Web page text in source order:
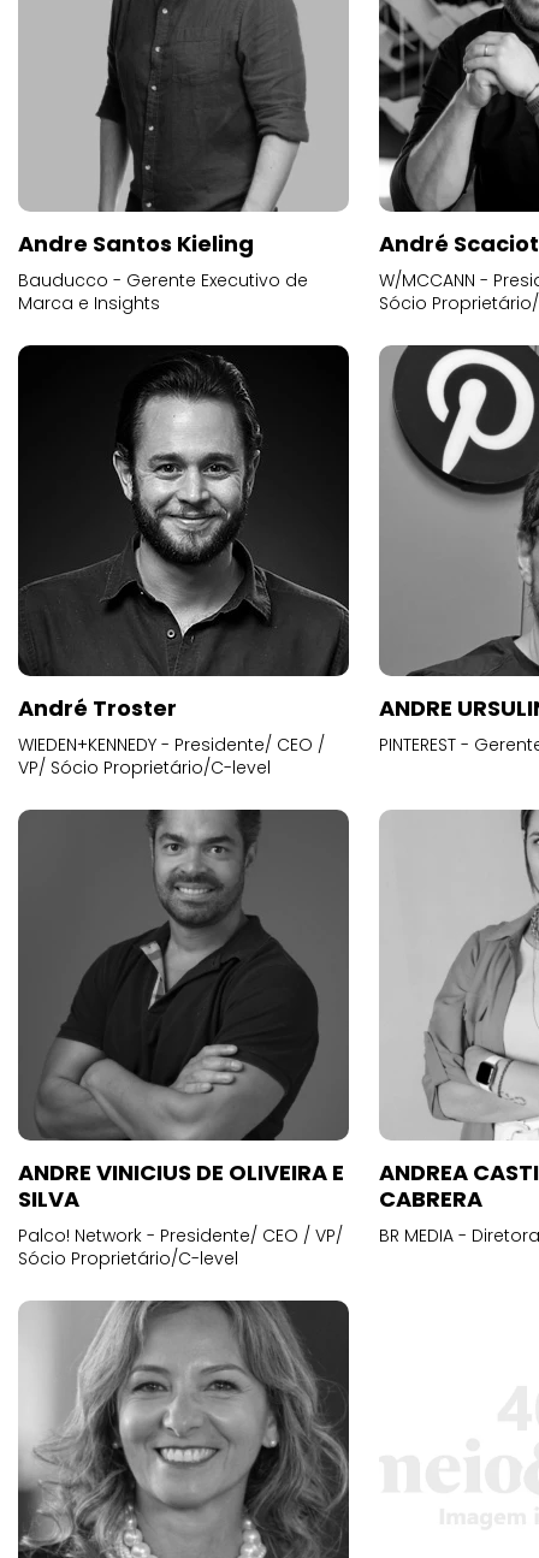
Andre Santos Kieling
Bauducco - Gerente Executivo de
Marca e Insights
André
W/MCCANN -
Sócio
André Troster
WIEDEN+KENNEDY - Presidente/ CEO /
VP/ Sócio Proprietário/C-level
ANDRE
PINTEREST -
ANDRE VINICIUS DE OLIVEIRA E
SILVA
Palco! Network - Presidente/ CEO / VP/
Sócio Proprietário/C-level
ANDREA
CABRERA
BR MEDIA -